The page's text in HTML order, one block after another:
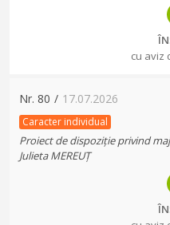
cu aviz
Nr. 80 / 17.07.2026
Caracter individual
Proiect de dispoziție privind
Julieta MEREUȚ